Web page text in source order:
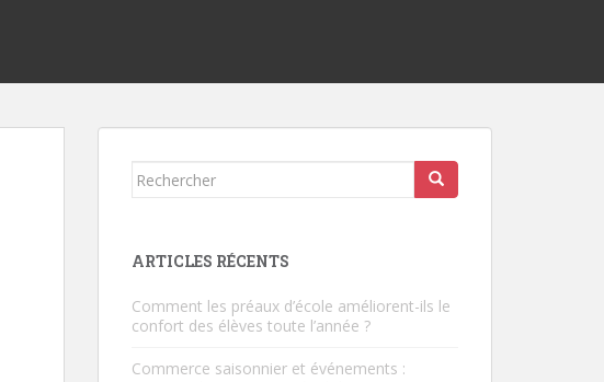
Rechercher...
ARTICLES RÉCENTS
Comment les préaux d’école améliorent-ils le
confort des élèves toute l’année ?
Commerce saisonnier et événements :